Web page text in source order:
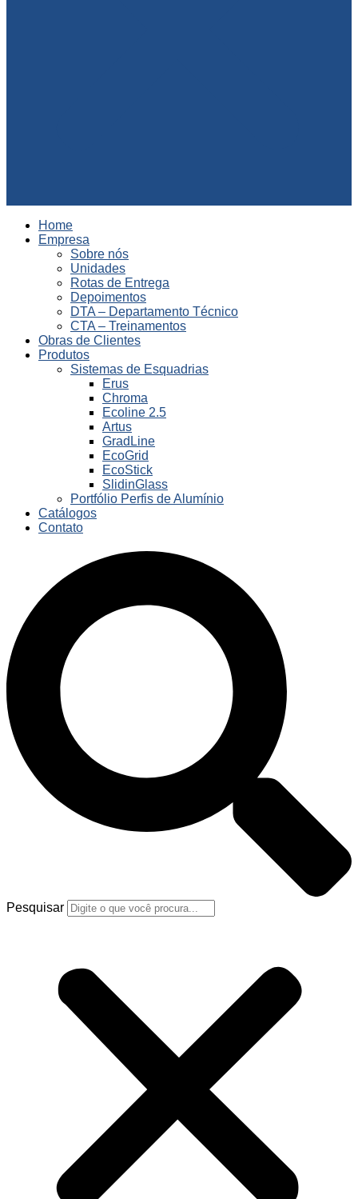
Home
Empresa
Sobre nós
Unidades
Rotas de Entrega
Depoimentos
DTA – Departamento Técnico
CTA – Treinamentos
Obras de Clientes
Produtos
Sistemas de Esquadrias
Erus
Chroma
Ecoline 2.5
Artus
GradLine
EcoGrid
EcoStick
SlidinGlass
Portfólio Perfis de Alumínio
Catálogos
Contato
Pesquisar